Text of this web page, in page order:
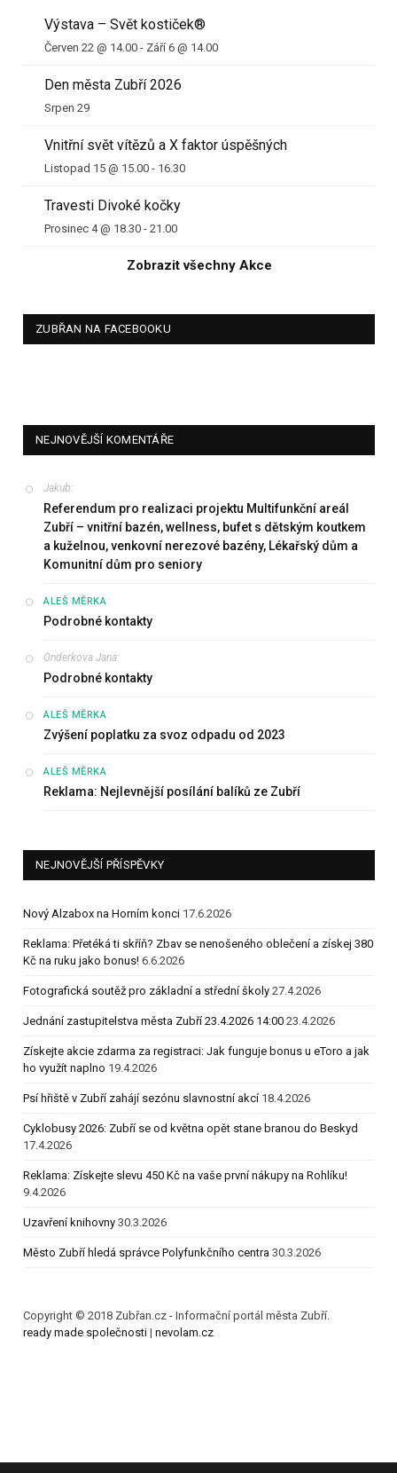
Výstava – Svět kostiček®
Červen 22 @ 14.00 - Září 6 @ 14.00
Den města Zubří 2026
Srpen 29
Vnitřní svět vítězů a X faktor úspěšných
Listopad 15 @ 15.00 - 16.30
Travesti Divoké kočky
Prosinec 4 @ 18.30 - 21.00
Zobrazit všechny Akce
ZUBŘAN NA FACEBOOKU
NEJNOVĚJŠÍ KOMENTÁŘE
Jakub:
Referendum pro realizaci projektu Multifunkční areál
Zubří – vnitřní bazén, wellness, bufet s dětským koutkem
a kuželnou, venkovní nerezové bazény, Lékařský dům a
Komunitní dům pro seniory
ALEŠ MĚRKA:
Podrobné kontakty
Onderkova Jana:
Podrobné kontakty
ALEŠ MĚRKA:
Zvýšení poplatku za svoz odpadu od 2023
ALEŠ MĚRKA:
Reklama: Nejlevnější posílání balíků ze Zubří
NEJNOVĚJŠÍ PŘÍSPĚVKY
Nový Alzabox na Horním konci 17.6.2026
Reklama: Přetéká ti skříň? Zbav se nenošeného oblečení a získej 380
Kč na ruku jako bonus! 6.6.2026
Fotografická soutěž pro základní a střední školy 27.4.2026
Jednání zastupitelstva města Zubří 23.4.2026 14:00 23.4.2026
Získejte akcie zdarma za registraci: Jak funguje bonus u eToro a jak
ho využít naplno 19.4.2026
Psí hřiště v Zubří zahájí sezónu slavnostní akcí 18.4.2026
Cyklobusy 2026: Zubří se od května opět stane branou do Beskyd
17.4.2026
Reklama: Získejte slevu 450 Kč na vaše první nákupy na Rohlíku!
9.4.2026
Uzavření knihovny 30.3.2026
Město Zubří hledá správce Polyfunkčního centra 30.3.2026
Copyright © 2018 Zubřan.cz - Informační portál města Zubří.
ready made společnosti | nevolam.cz